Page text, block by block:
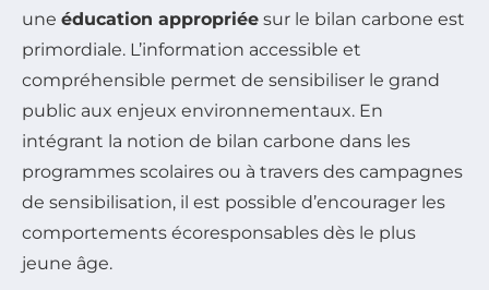
une éducation appropriée sur le bilan carbone est
primordiale. L’information accessible et
compréhensible permet de sensibiliser le grand
public aux enjeux environnementaux. En
intégrant la notion de bilan carbone dans les
programmes scolaires ou à travers des campagnes
de sensibilisation, il est possible d’encourager les
comportements écoresponsables dès le plus
jeune âge.